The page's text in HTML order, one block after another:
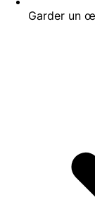
Garder un